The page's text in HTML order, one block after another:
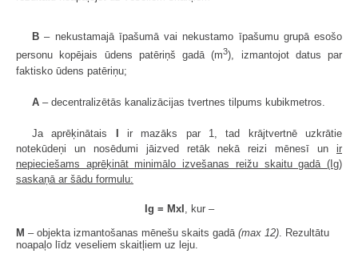
B – nekustamajā īpašumā vai nekustamo īpašumu grupā esošo
personu kopējais ūdens patēriņš gadā (m3), izmantojot datus par
faktisko ūdens patēriņu;
A – decentralizētās kanalizācijas tvertnes tilpums kubikmetros.
Ja aprēķinātais I ir mazāks par 1, tad krājtvertnē uzkrātie
notekūdeņi un nosēdumi jāizved retāk nekā reizi mēnesī un ir
nepieciešams aprēķināt minimālo izvešanas reižu skaitu gadā (Ig)
saskaņā ar šādu formulu:
Ig = MxI , kur –
M – objekta izmantošanas mēnešu skaits gadā (max 12) . Rezultātu
noapaļo līdz veseliem skaitļiem uz leju.